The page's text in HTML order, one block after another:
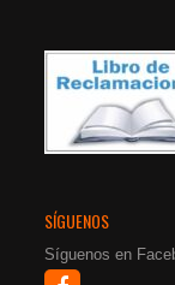
SÍGUENOS
Síguenos en